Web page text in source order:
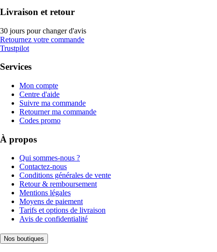
Livraison et retour
30 jours pour changer d'avis
Retournez votre commande
Trustpilot
Services
Mon compte
Centre d'aide
Suivre ma commande
Retourner ma commande
Codes promo
À propos
Qui sommes-nous ?
Contactez-nous
Conditions générales de vente
Retour & remboursement
Mentions légales
Moyens de paiement
Tarifs et options de livraison
Avis de confidentialité
Nos boutiques